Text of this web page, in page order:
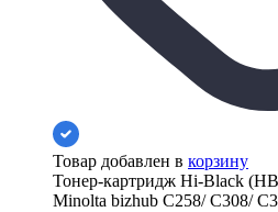
Товар добавлен в корзину
Тонер-картридж Hi-Black
Minolta bizhub C258/ C308/